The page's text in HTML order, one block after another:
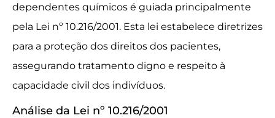
dependentes químicos é guiada principalmente
pela Lei nº 10.216/2001. Esta lei estabelece diretrizes
para a proteção dos direitos dos pacientes,
assegurando tratamento digno e respeito à
capacidade civil dos indivíduos.
Análise da Lei nº 10.216/2001